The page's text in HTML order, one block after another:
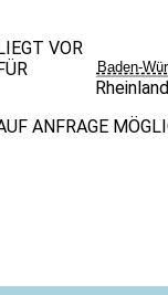
wie z. B.
hilft uns,
das alte Bild
werden
unsere
das Richtige
wissen, wie
VOR
Baden-
ANFRAGE